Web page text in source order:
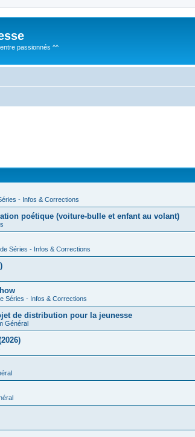
passionnés ^^
- Infos & Corrections
poétique (voiture-bulle et enfant au volant)
Séries - Infos & Corrections
Séries - Infos & Corrections
de distribution pour la jeunesse
Général